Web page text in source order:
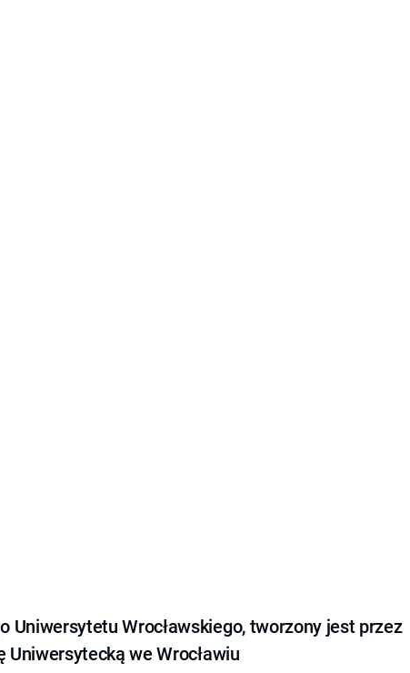
Uniwersytetu Wrocławskiego, tworzony jest przez
Uniwersytecką we Wrocławiu